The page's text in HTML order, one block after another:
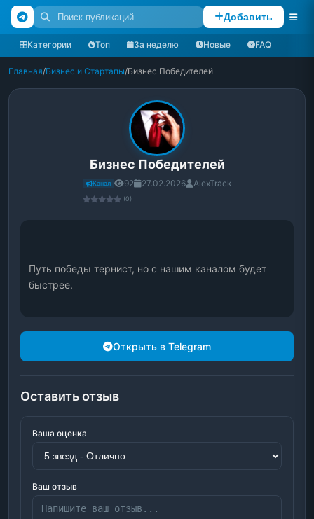
Добавить
Категории Топ За неделю Новые FAQ
Главная/Бизнес и Стартапы/Бизнес Победителей
Бизнес Победителей
Канал 92 27.02.2026 AlexTrack
(0)
Путь победы тернист, но с нашим каналом будет
быстрее.
Открыть в Telegram
Оставить отзыв
Ваша оценка
Ваш отзыв